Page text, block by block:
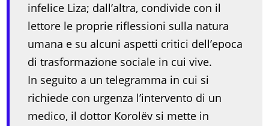
infelice Liza; dall’altra, condivide con il
lettore le proprie riflessioni sulla natura
umana e su alcuni aspetti critici dell’epoca
di trasformazione sociale in cui vive.
In seguito a un telegramma in cui si
richiede con urgenza l’intervento di un
medico, il dottor Korolëv si mette in